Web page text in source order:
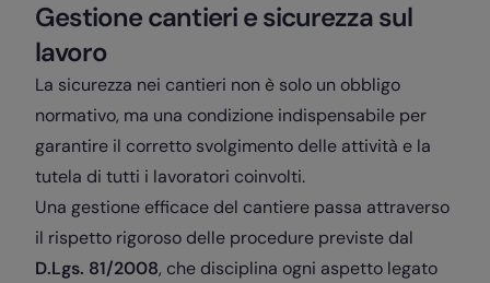
Gestione cantieri e sicurezza sul
lavoro
La sicurezza nei cantieri non è solo un obbligo
normativo, ma una condizione indispensabile per
garantire il corretto svolgimento delle attività e la
tutela di tutti i lavoratori coinvolti.
Una gestione efficace del cantiere passa attraverso
il rispetto rigoroso delle procedure previste dal
D.Lgs. 81/2008, che disciplina ogni aspetto legato